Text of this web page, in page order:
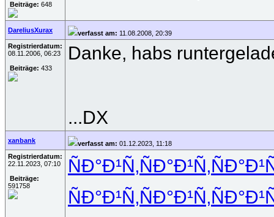
Beiträge: 648
DareliusXurax verfasst am: 11.08.2008, 20:39
Registrierdatum:
08.11.2006, 06:23
Beiträge: 433
Danke, habs
...DX
xanbank verfasst am: 01.12.2023, 11:18
Registrierdatum:
22.11.2023, 07:10
Beiträge:
591758
ÑÐ°Ð¹Ñ‚ÑÐ°Ð¹Ñ‚
ÑÐ°Ð¹Ñ‚ÑÐ°Ð¹Ñ‚